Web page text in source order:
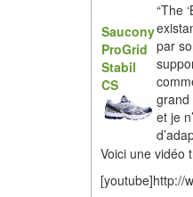
Saucony
ProGrid
Stabil
CS
“The
par
grand
et je
Voici une vidéo
[youtube]http://